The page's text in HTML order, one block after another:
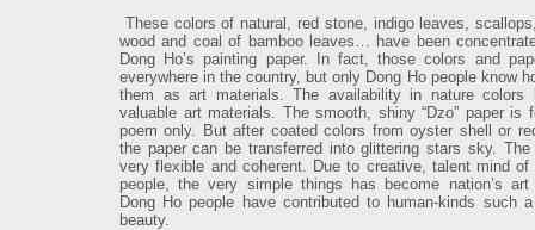
These colors of natural, red stone, indigo leaves,
wood and coal of bamboo leaves… have been
Dong Ho’s painting paper. In fact, those colors and
everywhere in the country, but only Dong Ho people know
them as art materials. The availability in nature colors
valuable art materials. The smooth, shiny “Dzo” paper is
poem only. But after coated colors from oyster shell or
the paper can be transferred into glittering stars sky. The
very flexible and coherent. Due to creative, talent mind of
people, the very simple things has become nation’s art
Dong Ho people have contributed to human-kinds such
beauty.